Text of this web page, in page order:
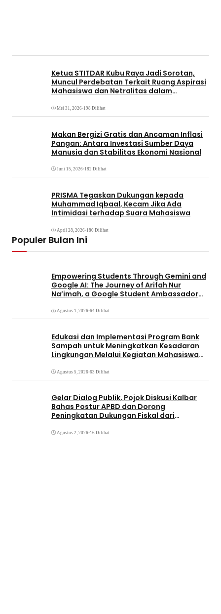
Ketua STITDAR Kubu Raya Jadi Sorotan,
Muncul Perdebatan Terkait Ruang Aspirasi
Mahasiswa dan Netralitas dalam
Mei 31, 2026•198 Dilihat
Makan Bergizi Gratis dan Ancaman Inflasi
Pangan: Antara Investasi Sumber Daya
Manusia dan Stabilitas Ekonomi Nasional
Juni 15, 2026•182 Dilihat
PRISMA Tegaskan Dukungan kepada
Muhammad Iqbaal, Kecam Jika Ada
Intimidasi terhadap Suara Mahasiswa
April 28, 2026•180 Dilihat
Populer Bulan Ini
Empowering Students Through Gemini and
Google AI: The Journey of Arifah Nur
Na’imah, a Google Student Ambassador
Pignatelli Triputra
Agustus 1, 2026•64 Dilihat
Edukasi dan Implementasi Program Bank
Sampah untuk Meningkatkan Kesadaran
Lingkungan Melalui Kegiatan Mahasiswa
Agustus 5, 2026•63 Dilihat
Gelar Dialog Publik, Pojok Diskusi Kalbar
Bahas Postur APBD dan Dorong
Peningkatan Dukungan Fiskal dari
Agustus 2, 2026•16 Dilihat